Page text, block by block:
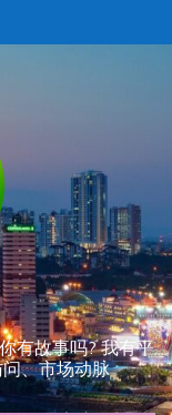
有故事吗? 我有平
、市场动脉